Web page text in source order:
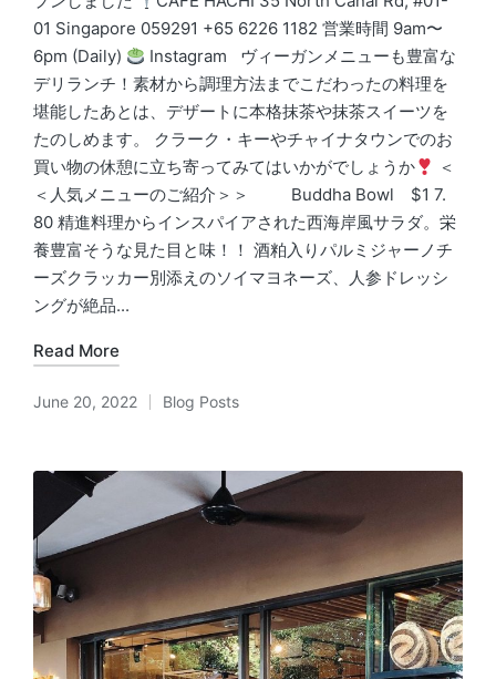
01 Singapore 059291 +65 6226 1182 営業時間 9am〜
6pm (Daily)
Instagram ヴィーガンメニューも豊富な
デリランチ！素材から調理方法までこだわったの料理を
堪能したあとは、デザートに本格抹茶や抹茶スイーツを
たのしめます。 クラーク・キーやチャイナタウンでのお
買い物の休憩に立ち寄ってみてはいかがでしょうか
＜
＜人気メニューのご紹介＞＞ Buddha Bowl $1 7.
80 精進料理からインスパイアされた西海岸風サラダ。栄
養豊富そうな見た目と味！！ 酒粕入りパルミジャーノチ
ーズクラッカー別添えのソイマヨネーズ、人参ドレッシ
ングが絶品...
Read More
June 20, 2022
Posted
Blog Posts